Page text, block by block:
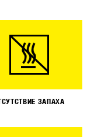
ЗАПАХА